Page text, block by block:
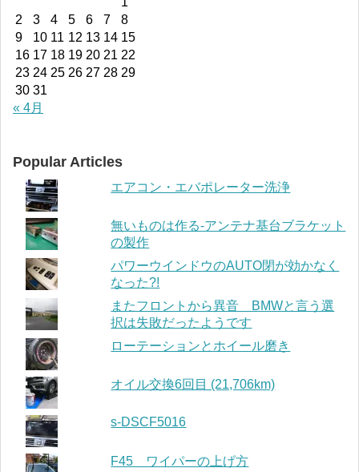
2
3 4 5 6 7
8
9
10 11 12 13 14 15
16 17 18 19 20 21 22
23 24 25 26 27 28 29
30 31
« 4月
Popular Articles
エアコン・エバポレーター洗浄
無いものは作る-アンテナ基台ブラケット
の製作
パワーウインドウのAUTO閉が効かなく
なった?!
またフロントから異音 BMWと言う選
択は失敗だったようです
ローテーションとホイール磨き
オイル交換6回目 (21,706km)
s-DSCF5016
F45 ワイパーの上げ方